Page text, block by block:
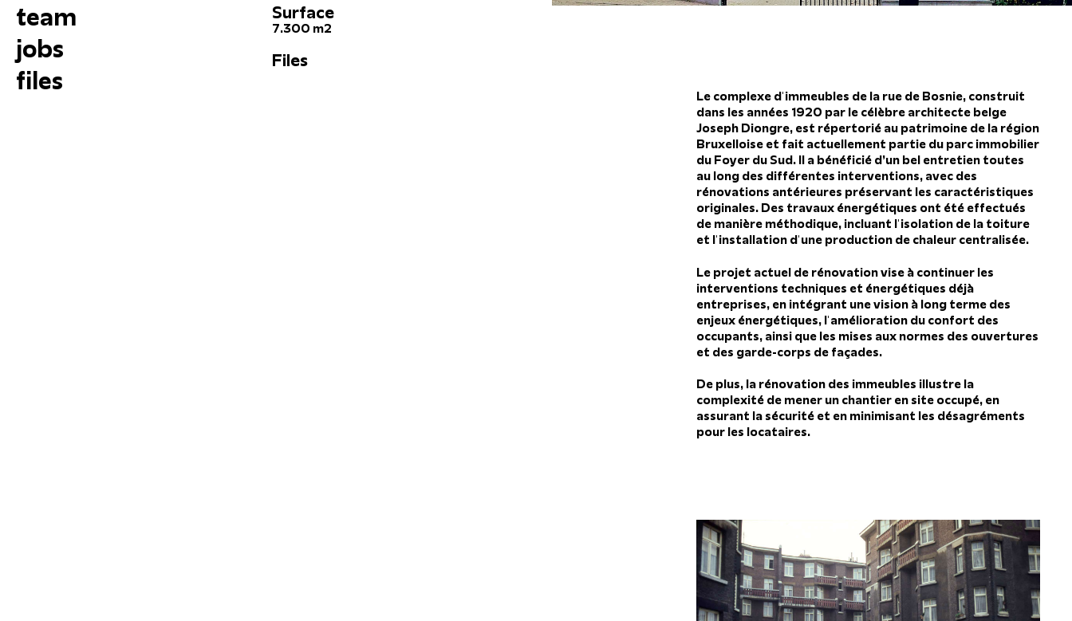
team
jobs
files
Surface
7.300 m2
Files
Le complexe d'immeubles de la rue de Bosnie, construit
dans les années 1920 par le célèbre architecte belge
Joseph Diongre, est répertorié au patrimoine de la région
Bruxelloise et fait actuellement partie du parc immobilier
du Foyer du Sud. Il a bénéficié d’un bel entretien toutes
au long des différentes interventions, avec des
rénovations antérieures préservant les caractéristiques
originales. Des travaux énergétiques ont été effectués
de manière méthodique, incluant l'isolation de la toiture
et l'installation d'une production de chaleur centralisée.
Le projet actuel de rénovation vise à continuer les
interventions techniques et énergétiques déjà
entreprises, en intégrant une vision à long terme des
enjeux énergétiques, l'amélioration du confort des
occupants, ainsi que les mises aux normes des ouvertures
et des garde-corps de façades.
De plus, la rénovation des immeubles illustre la
complexité de mener un chantier en site occupé, en
assurant la sécurité et en minimisant les désagréments
pour les locataires.